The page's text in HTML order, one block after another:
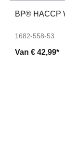
BP® HACCP
1682-558-53
Van € 42,99*